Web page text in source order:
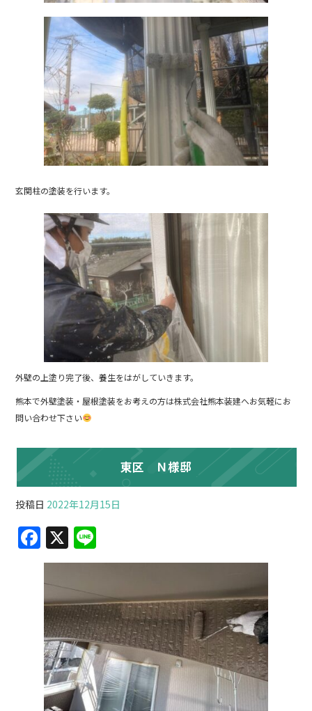
玄関柱の塗装を行います。
外壁の上塗り完了後、養生をはがしていきます。
熊本で外壁塗装・屋根塗装をお考えの方は株式会社熊本装建へお気軽にお
問い合わせ下さい
東区 Ｎ様邸
投稿日 2022年12月15日
F
a
c
e
b
o
o
k
X
n